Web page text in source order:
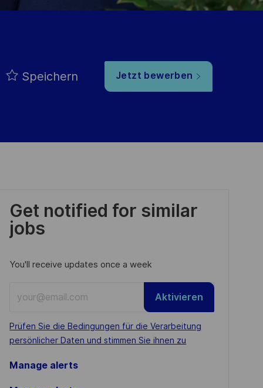
Speichern Jetzt bewerben
Get notified for similar
jobs
You'll receive updates once a week
Email
address
(Required)
Required
Prüfen Sie die Bedingungen für die Verarbeitung
persönlicher Daten und stimmen Sie ihnen zu
Aktivieren
Manage alerts